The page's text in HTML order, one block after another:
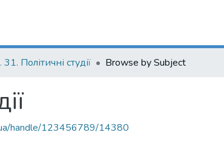
Політичні студії Browse by Subject
handle/123456789/14380